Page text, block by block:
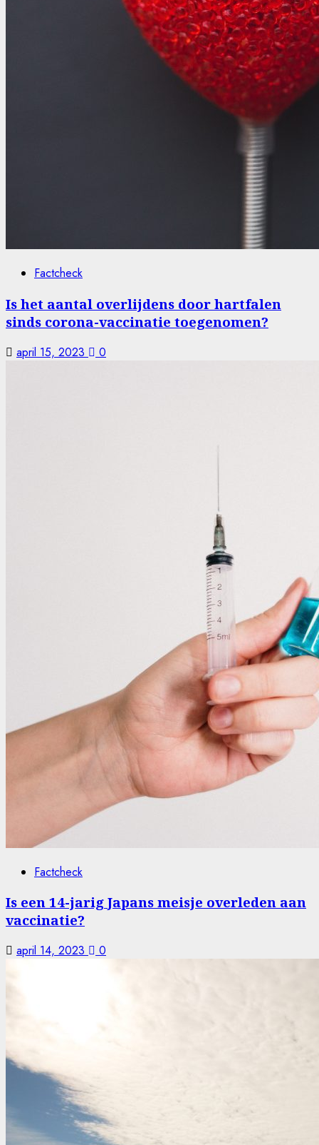
Factcheck
Is het aantal overlijdens door hartfalen
sinds corona-vaccinatie toegenomen?
april 15, 2023 0
Factcheck
Is een 14-jarig Japans meisje overleden aan
vaccinatie?
april 14, 2023 0